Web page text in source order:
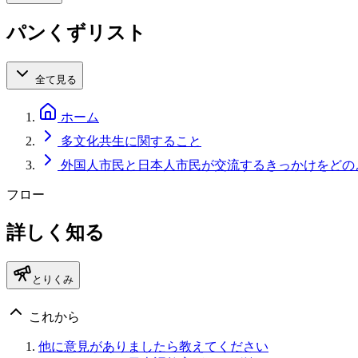
パンくずリスト
全て見る
ホーム
多文化共生に関すること
外国人市民と日本人市民が交流するきっかけをど
フロー
詳しく知る
とりくみ
これから
他に意見がありましたら教えてください